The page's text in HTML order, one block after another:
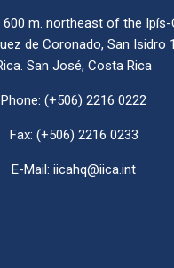
600 m. northeast of the
de Coronado, San Isidro
San José, Costa Rica
Phone: (+506) 2216 0222
Fax: (+506) 2216 0233
E-Mail: iicahq@iica.int